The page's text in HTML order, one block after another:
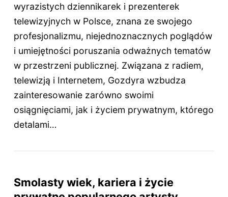
wyrazistych dziennikarek i prezenterek
telewizyjnych w Polsce, znana ze swojego
profesjonalizmu, niejednoznacznych poglądów
i umiejętności poruszania odważnych tematów
w przestrzeni publicznej. Związana z radiem,
telewizją i Internetem, Gozdyra wzbudza
zainteresowanie zarówno swoimi
osiągnięciami, jak i życiem prywatnym, którego
detalami…
Smolasty wiek, kariera i życie